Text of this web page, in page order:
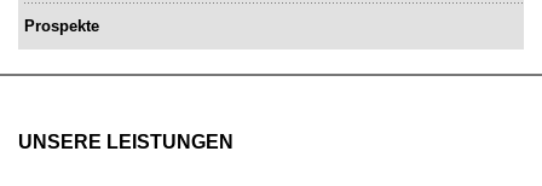
Prospekte
UNSERE LEISTUNGEN